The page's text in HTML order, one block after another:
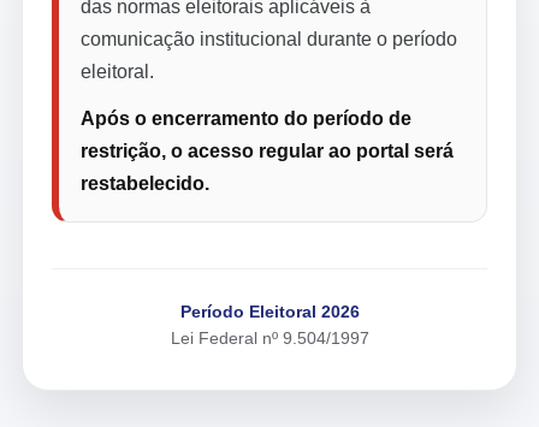
das normas eleitorais aplicáveis à
comunicação institucional durante o período
eleitoral.
Após o encerramento do período de
restrição, o acesso regular ao portal será
restabelecido.
Período Eleitoral 2026
Lei Federal nº 9.504/1997